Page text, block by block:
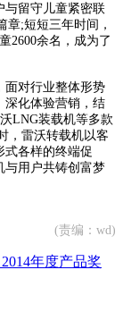
与留守儿童紧密联
章;短短三年时间，
2600余名，成为了
对行业整体形势
深化体验营销，结
LNG装载机等多款
，雷沃转载机以客
式各样的终端促
与用户共铸创富梦
(责编：wd)
年度产品奖